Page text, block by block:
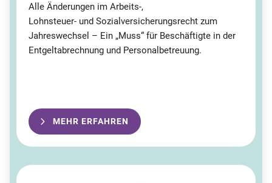
Alle Änderungen im Arbeits-,
Lohnsteuer- und Sozialversicherungsrecht zum
Jahreswechsel – Ein „Muss“ für Beschäftigte in der
Entgeltabrechnung und Personalbetreuung.
MEHR ERFAHREN